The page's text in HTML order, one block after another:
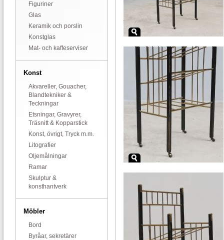
Figuriner
Glas
Keramik och porslin
Konstglas
Mat- och kaffeserviser
Konst
Akvareller, Gouacher,
Blandtekniker &
Teckningar
Etsningar, Gravyrer,
Träsnitt & Kopparstick
Konst, övrigt, Tryck m.m.
Litografier
Oljemålningar
Ramar
Skulptur &
konsthantverk
Möbler
Bord
Byråar, sekretärer